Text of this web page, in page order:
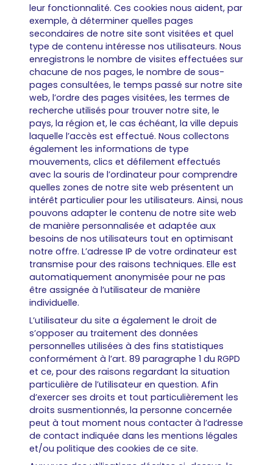
leur fonctionnalité. Ces cookies nous aident, par
exemple, à déterminer quelles pages
secondaires de notre site sont visitées et quel
type de contenu intéresse nos utilisateurs. Nous
enregistrons le nombre de visites effectuées sur
chacune de nos pages, le nombre de sous-
pages consultées, le temps passé sur notre site
web, l’ordre des pages visitées, les termes de
recherche utilisés pour trouver notre site, le
pays, la région et, le cas échéant, la ville depuis
laquelle l’accès est effectué. Nous collectons
également les informations de type
mouvements, clics et défilement effectués
avec la souris de l’ordinateur pour comprendre
quelles zones de notre site web présentent un
intérêt particulier pour les utilisateurs. Ainsi, nous
pouvons adapter le contenu de notre site web
de manière personnalisée et adaptée aux
besoins de nos utilisateurs tout en optimisant
notre offre. L’adresse IP de votre ordinateur est
transmise pour des raisons techniques. Elle est
automatiquement anonymisée pour ne pas
être assignée à l’utilisateur de manière
individuelle.
L’utilisateur du site a également le droit de
s’opposer au traitement des données
personnelles utilisées à des fins statistiques
conformément à l’art. 89 paragraphe 1 du RGPD
et ce, pour des raisons regardant la situation
particulière de l’utilisateur en question. Afin
d’exercer ses droits et tout particulièrement les
droits susmentionnés, la personne concernée
peut à tout moment nous contacter à l’adresse
de contact indiquée dans les mentions légales
et/ou politique des cookies de ce site.